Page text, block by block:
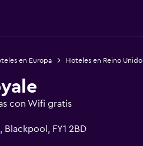
en Europa Hoteles en Reino Unido
con Wifi gratis
FY1 2BD